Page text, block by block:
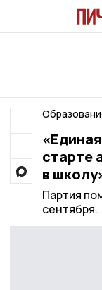
старте
в
Партия
сентября.